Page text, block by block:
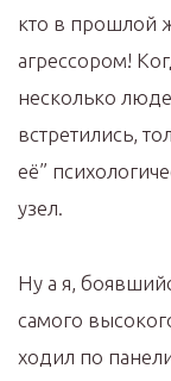
кто в прошлой
агрессором!
несколько
встретились,
её”
узел.
Ну а я,
самого
ходил по